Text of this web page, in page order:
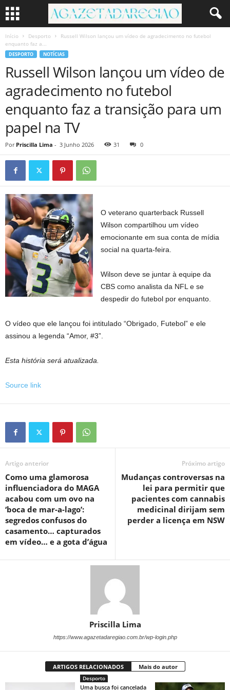
Início Desporto
Russell Wilson lançou um vídeo de agradecimento no futebol
enquanto faz a...
DESPORTO NOTÍCIAS
Russell Wilson lançou um vídeo de
agradecimento no futebol
enquanto faz a transição para um
papel na TV
Por Priscilla Lima - 3 Junho 2026 31 0
O veterano quarterback Russell
Wilson compartilhou um vídeo
emocionante em sua conta de mídia
social na quarta-feira.
Wilson deve se juntar à equipe da
CBS como analista da NFL e se
despedir do futebol por enquanto.
O vídeo que ele lançou foi intitulado “Obrigado, Futebol” e ele
assinou a legenda “Amor, #3”.
Esta história será atualizada.
Source link
Artigo anterior
Como uma glamorosa
influenciadora do MAGA
acabou com um ovo na
‘boca de mar-a-lago’:
segredos confusos do
casamento… capturados
em vídeo… e a gota d’água
Próximo artigo
Mudanças controversas na
lei para permitir que
pacientes com cannabis
medicinal dirijam sem
perder a licença em NSW
Priscilla Lima
https://www.agazetadaregiao.com.br/wp-login.php
ARTIGOS RELACIONADOS Mais do autor
Desporto
Uma busca foi cancelada